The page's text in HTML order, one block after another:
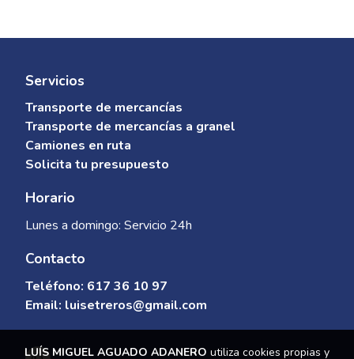
Servicios
Transporte de mercancías
Transporte de mercancías a granel
Camiones en ruta
Solicita tu presupuesto
Horario
Lunes a domingo: Servicio 24h
Contacto
Teléfono: 617 36 10 97
Email: luisetreros@gmail.com
LUÍS MIGUEL AGUADO ADANERO utiliza cookies propias y